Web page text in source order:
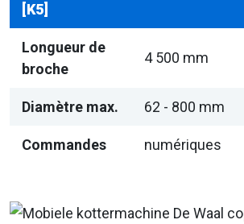
[K5]
Longueur de
broche
4 500 mm
Diamètre max. 62 - 800 mm
Commandes numériques